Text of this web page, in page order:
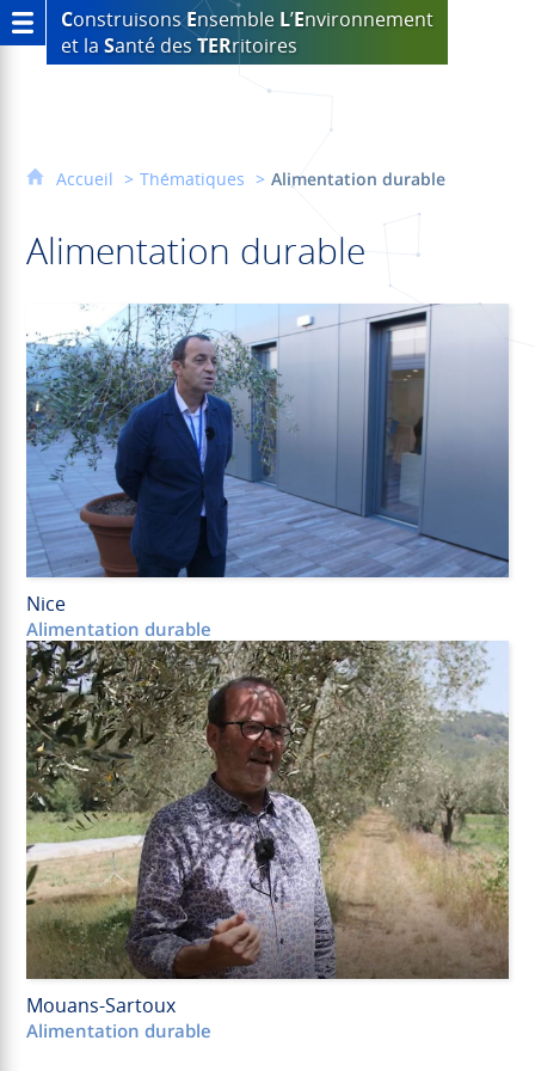
ConstruisonsEnsemble L’Environnement
et laSanté des TERritoires
Accueil Thématiques Alimentation durable
Alimentation durable
Nice
Alimentation durable
Mouans-Sartoux
Alimentation durable